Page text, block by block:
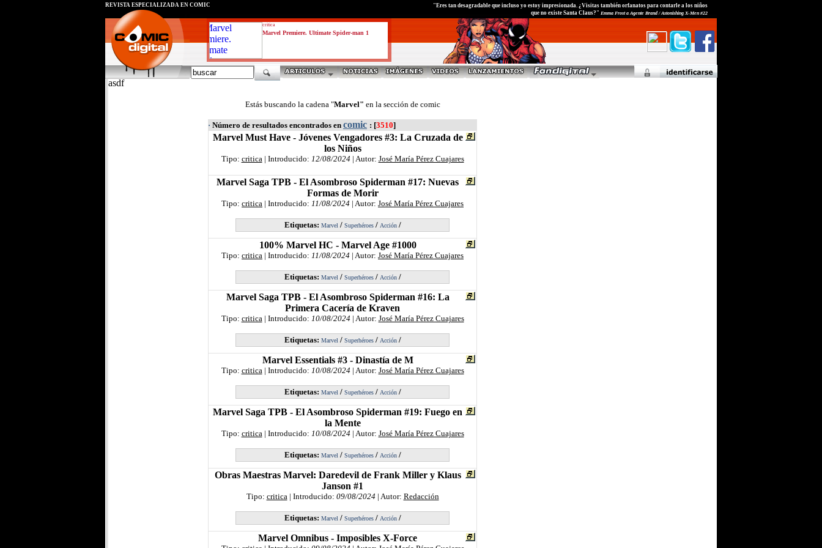
critica
Marvel Premiere. Ultimate Spider-man 1
REVISTA ESPECIALIZADA EN CÓMIC
"Eres tan desagradable que incluso yo estoy impresionada. ¿Visitas también orfanatos para contarle a los niños
que no existe Santa Claus?" Emma Frost a Agente Brand / Astonishing X-Men #22
asdf
Estás buscando la cadena "Marvel" en la sección de comic
· Número de resultados encontrados en comic : [3510]
Marvel Must Have - Jóvenes Vengadores #3: La Cruzada de
los Niños
Tipo: critica| Introducido: 12/08/2024| Autor: José María Pérez Cuajares
Marvel Saga TPB - El Asombroso Spiderman #17: Nuevas
Formas de Morir
Tipo: critica | Introducido: 11/08/2024 | Autor: José María Pérez Cuajares
Etiquetas: Marvel/ Superhéroes/ Acción/
100% Marvel HC - Marvel Age #1000
Tipo: critica | Introducido: 11/08/2024 | Autor: José María Pérez Cuajares
Etiquetas: Marvel/ Superhéroes/ Acción/
Marvel Saga TPB - El Asombroso Spiderman #16: La
Primera Cacería de Kraven
Tipo: critica| Introducido: 10/08/2024| Autor: José María Pérez Cuajares
Etiquetas: Marvel/ Superhéroes/ Acción/
Marvel Essentials #3 - Dinastía de M
Tipo: critica| Introducido: 10/08/2024| Autor: José María Pérez Cuajares
Etiquetas: Marvel/ Superhéroes/ Acción/
Marvel Saga TPB - El Asombroso Spiderman #19: Fuego en
la Mente
Tipo: critica| Introducido: 10/08/2024| Autor: José María Pérez Cuajares
Etiquetas: Marvel/ Superhéroes/ Acción/
Obras Maestras Marvel: Daredevil de Frank Miller y Klaus
Janson #1
Tipo: critica| Introducido: 09/08/2024| Autor: Redacción
Etiquetas: Marvel/ Superhéroes/ Acción/
Marvel Omnibus - Imposibles X-Force